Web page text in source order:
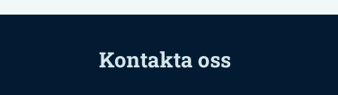
Kontakta oss